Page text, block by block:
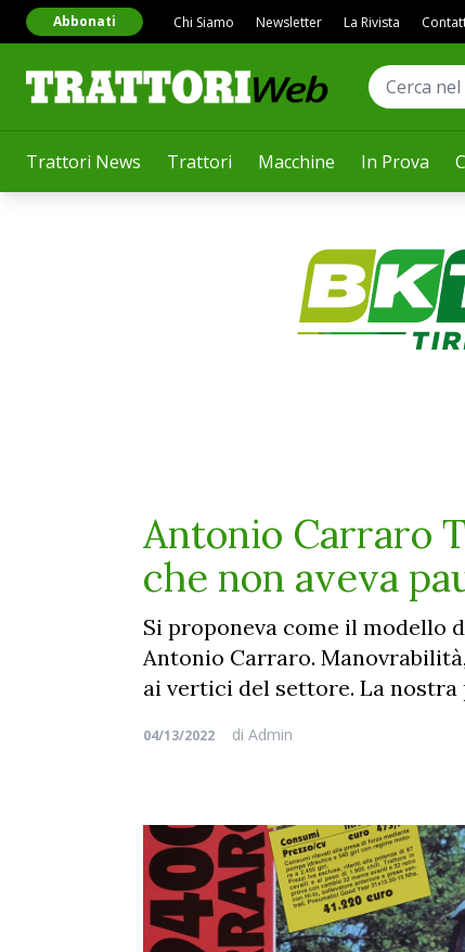
Trattori News Trattori Macchine In Prova
Abbonati Chi Siamo Newsletter La Rivista
Antonio Carraro
che non aveva
Si proponeva come il modello
Antonio Carraro.
ai vertici del settore. La nostra
04/13/2022 di Admin